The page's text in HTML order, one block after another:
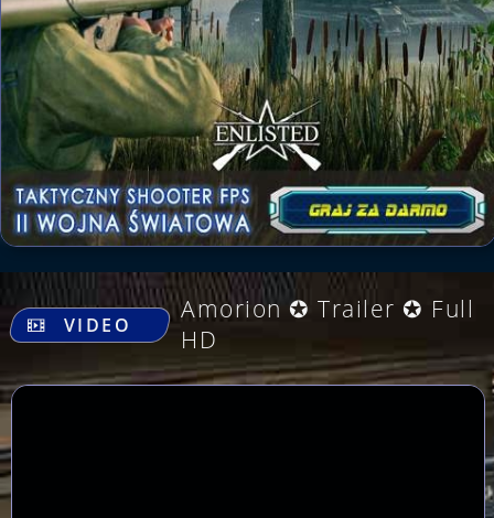
.
VIDEO
Amorion ✪ Trailer ✪ Full
HD